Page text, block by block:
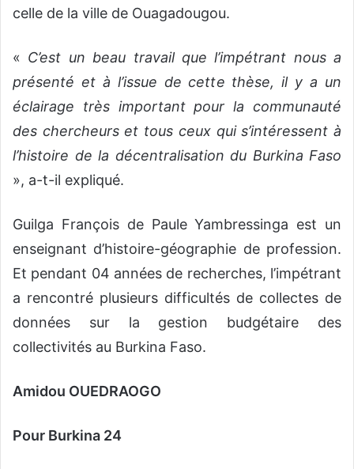
celle de la ville de Ouagadougou.
« C’est un beau travail que l’impétrant nous a
présenté et à l’issue de cette thèse, il y a un
éclairage très important pour la communauté
des chercheurs et tous ceux qui s’intéressent à
l’histoire de la décentralisation du Burkina Faso
», a-t-il expliqué.
Guilga François de Paule Yambressinga est un
enseignant d’histoire-géographie de profession.
Et pendant 04 années de recherches, l’impétrant
a rencontré plusieurs difficultés de collectes de
données sur la gestion budgétaire des
collectivités au Burkina Faso.
Amidou OUEDRAOGO
Pour Burkina 24